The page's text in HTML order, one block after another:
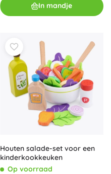
In mandje
Houten salade-set voor een
kinderkookkeuken
Op voorraad